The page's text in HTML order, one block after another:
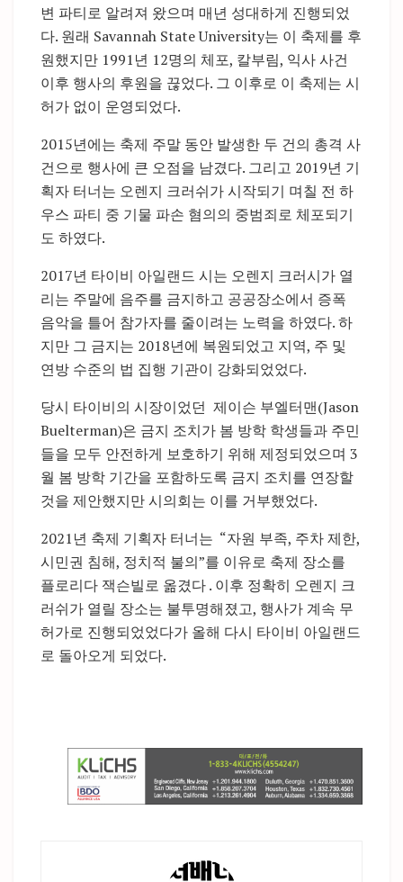
변 파티로 알려져 왔으며 매년 성대하게 진행되었
다. 원래 Savannah State University는 이 축제를 후
원했지만 1991년 12명의 체포, 칼부림, 익사 사건
이후 행사의 후원을 끊었다. 그 이후로 이 축제는 시
허가 없이 운영되었다.
2015년에는 축제 주말 동안 발생한 두 건의 총격 사
건으로 행사에 큰 오점을 남겼다. 그리고 2019년 기
획자 터너는 오렌지 크러쉬가 시작되기 며칠 전 하
우스 파티 중 기물 파손 혐의의 중범죄로 체포되기
도 하였다.
2017년 타이비 아일랜드 시는 오렌지 크러시가 열
리는 주말에 음주를 금지하고 공공장소에서 증폭
음악을 틀어 참가자를 줄이려는 노력을 하였다. 하
지만 그 금지는 2018년에 복원되었고 지역, 주 및
연방 수준의 법 집행 기관이 강화되었었다.
당시 타이비의 시장이었던 제이슨 부엘터맨(Jason
Buelterman)은 금지 조치가 봄 방학 학생들과 주민
들을 모두 안전하게 보호하기 위해 제정되었으며 3
월 봄 방학 기간을 포함하도록 금지 조치를 연장할
것을 제안했지만 시의회는 이를 거부했었다.
2021년 축제 기획자 터너는 “자원 부족, 주차 제한,
시민권 침해, 정치적 불의”를 이유로 축제 장소를
플로리다 잭슨빌로 옮겼다 . 이후 정확히 오렌지 크
러쉬가 열릴 장소는 불투명해졌고, 행사가 계속 무
허가로 진행되었었다가 올해 다시 타이비 아일랜드
로 돌아오게 되었다.